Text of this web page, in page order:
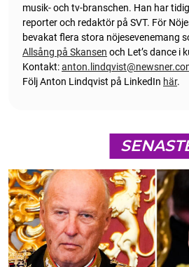
musik- och tv-branschen. Han har
reporter och redaktör på SVT. För
bevakat flera stora nöjesevenemang
Allsång på Skansen och Let’s dance i
Kontakt:
Följ Anton Lindqvist på LinkedIn här.